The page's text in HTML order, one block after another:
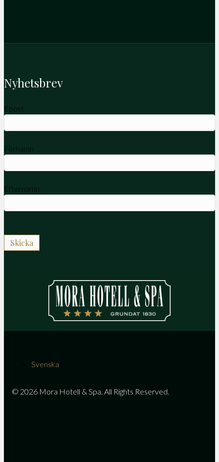
Nyhetsbrev
Epost
Förnamn
Efternamn
© 2026 Mora Hotell & Spa. All Rights Reserved.
Svenska